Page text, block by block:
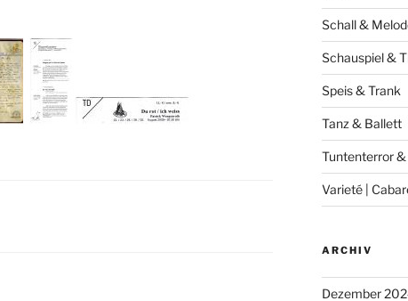
Schall &
Schauspiel &
Speis & Trank
Tanz & Ballett
Tuntenterror &
Varieté |
ARCHIV
Dezember